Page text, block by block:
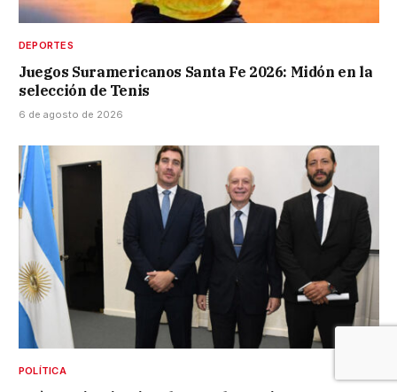
DEPORTES
Juegos Suramericanos Santa Fe 2026: Midón en la
selección de Tenis
6 de agosto de 2026
POLÍTICA